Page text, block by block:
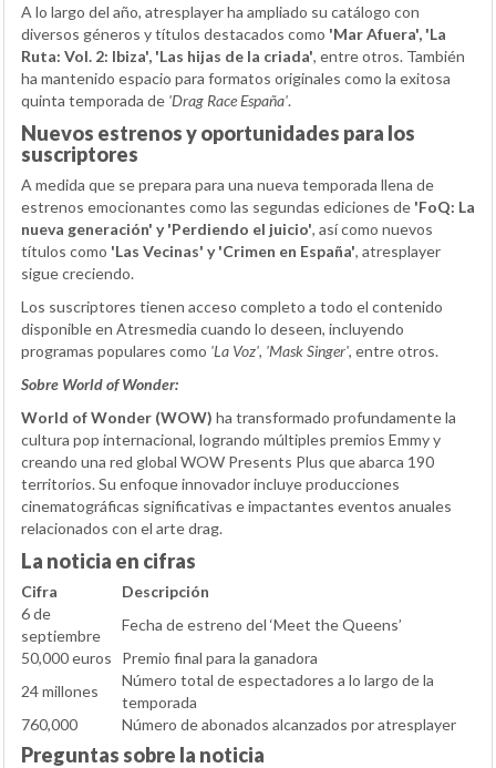
A lo largo del año, atresplayer ha ampliado su catálogo con
diversos géneros y títulos destacados como 'Mar Afuera', 'La
Ruta: Vol. 2: Ibiza', 'Las hijas de la criada', entre otros. También
ha mantenido espacio para formatos originales como la exitosa
quinta temporada de 'Drag Race España'.
Nuevos estrenos y oportunidades para los
suscriptores
A medida que se prepara para una nueva temporada llena de
estrenos emocionantes como las segundas ediciones de 'FoQ: La
nueva generación' y 'Perdiendo el juicio', así como nuevos
títulos como 'Las Vecinas' y 'Crimen en España', atresplayer
sigue creciendo.
Los suscriptores tienen acceso completo a todo el contenido
disponible en Atresmedia cuando lo deseen, incluyendo
programas populares como 'La Voz', 'Mask Singer', entre otros.
Sobre World of Wonder:
World of Wonder (WOW) ha transformado profundamente la
cultura pop internacional, logrando múltiples premios Emmy y
creando una red global WOW Presents Plus que abarca 190
territorios. Su enfoque innovador incluye producciones
cinematográficas significativas e impactantes eventos anuales
relacionados con el arte drag.
La noticia en cifras
Cifra
Descripción
6 de
septiembre
Fecha de estreno del ‘Meet the Queens’
50,000 euros
Premio final para la ganadora
24 millones
Número total de espectadores a lo largo de la
temporada
760,000
Número de abonados alcanzados por atresplayer
Preguntas sobre la noticia